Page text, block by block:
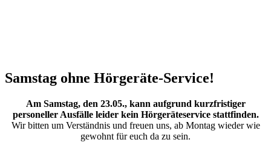
Samstag ohne Hörgeräte-Service!
Am Samstag, den 23.05., kann aufgrund kurzfristiger
personeller Ausfälle leider kein Hörgeräteservice stattfinden.
Wir bitten um Verständnis und freuen uns, ab Montag wieder wie
gewohnt für euch da zu sein.